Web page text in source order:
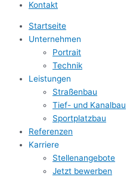
Kontakt
Startseite
Unternehmen
Portrait
Technik
Leistungen
Straßenbau
Tief- und Kanalbau
Sportplatzbau
Referenzen
Karriere
Stellenangebote
Jetzt bewerben